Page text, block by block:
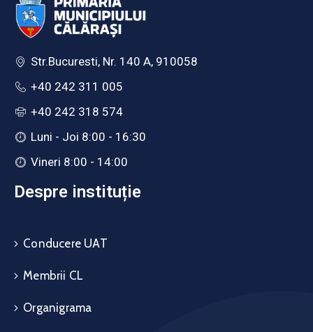
Str.Bucuresti, Nr. 140 A, 910058
+40 242 311 005
+40 242 318 574
Luni - Joi 8:00 - 16:30
Vineri 8:00 - 14:00
Despre instituție
Conducere UAT
Membrii CL
Organigrama